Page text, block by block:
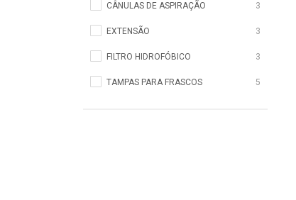
CÂNULAS DE ASPIRAÇÃO 3
EXTENSÃO 3
FILTRO HIDROFÓBICO 3
TAMPAS PARA FRASCOS 5